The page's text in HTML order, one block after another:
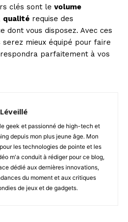
clés sont le volume
qualité requise des
dont vous disposez. Avec ces
mieux équipé pour faire
parfaitement à vos
geek et passionné de high-tech et
depuis mon plus jeune âge. Mon
les technologies de pointe et les
m'a conduit à rédiger pour ce blog,
dédié aux dernières innovations,
du moment et aux critiques
de jeux et de gadgets.